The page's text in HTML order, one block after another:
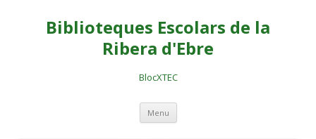
Biblioteques Escolars de la
Ribera d'Ebre
BlocXTEC
Menu Skip
content